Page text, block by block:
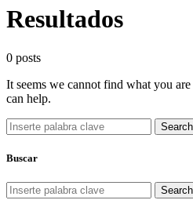
Resultados
0 posts
It seems we cannot find what you
can help.
Search
Buscar
Search